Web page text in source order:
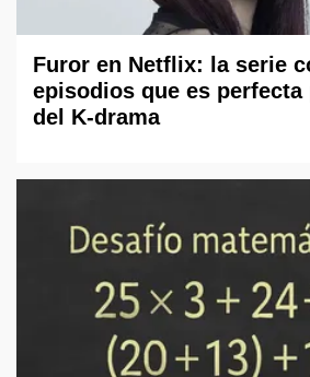
Furor en Netflix: la serie
episodios que es perfecta
del K-drama